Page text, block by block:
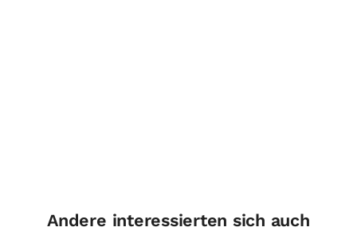
Andere interessierten sich auch